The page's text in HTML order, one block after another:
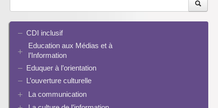
CDI inclusif
Education aux Médias et à
l’Information
EMI et translittératie
La culture de la participation
Eduquer à l’orientation
L’ouverture culturelle
La communication